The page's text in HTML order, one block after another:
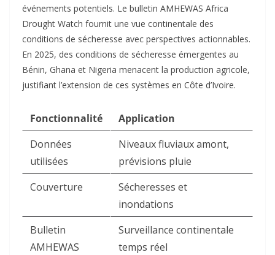
événements potentiels. Le bulletin AMHEWAS Africa
Drought Watch fournit une vue continentale des
conditions de sécheresse avec perspectives actionnables.
En 2025, des conditions de sécheresse émergentes au
Bénin, Ghana et Nigeria menacent la production agricole,
justifiant l’extension de ces systèmes en Côte d’Ivoire.
Fonctionnalité
Application
Données
utilisées
Niveaux fluviaux amont,
prévisions pluie ​
Couverture
Sécheresses et
inondations
Bulletin
AMHEWAS
Surveillance continentale
temps réel ​